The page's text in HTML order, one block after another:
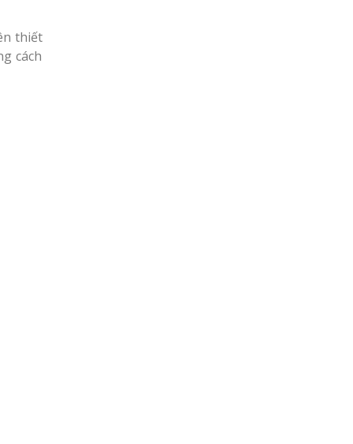
thiết
cách